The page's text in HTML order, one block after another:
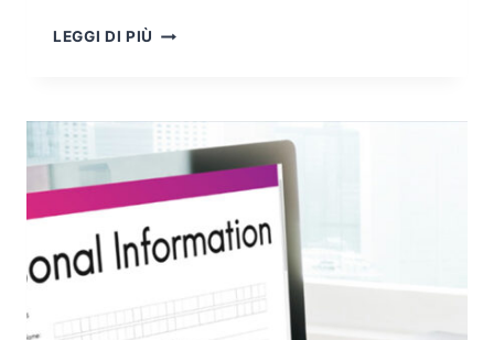
LEGGI DI PIÙ FASCICOLO
DEI
DATI
PERSONALI
POST
PROPAGANDA
ELETTORALE